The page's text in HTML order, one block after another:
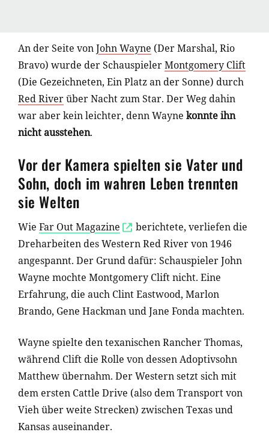
An der Seite vonJohn Wayne (Der Marshal, Rio
Bravo) wurde der SchauspielerMontgomery Clift
(Die Gezeichneten, Ein Platz an der Sonne) durch
Red Riverüber Nacht zum Star. Der Weg dahin
war aber kein leichter, denn Wayne konnte ihn
nicht ausstehen.
Vor der Kamera spielten sie Vater und
Sohn, doch im wahren Leben trennten
sie Welten
Wie Far Out Magazine
berichtete, verliefen die
Dreharbeiten des Western Red River von 1946
angespannt. Der Grund dafür: Schauspieler John
Wayne mochte Montgomery Clift nicht. Eine
Erfahrung, die auch Clint Eastwood, Marlon
Brando, Gene Hackman und Jane Fonda machten.
Wayne spielte den texanischen Rancher Thomas,
während Clift die Rolle von dessen Adoptivsohn
Matthew übernahm. Der Western setzt sich mit
dem ersten Cattle Drive (also dem Transport von
Vieh über weite Strecken) zwischen Texas und
Kansas auseinander.